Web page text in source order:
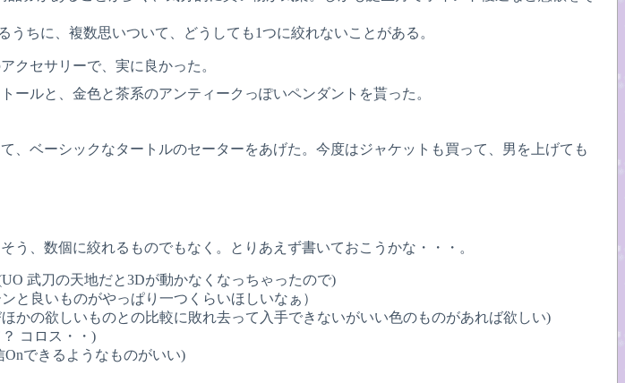
うちに、複数思いついて、どうしても1つに絞れないことがある。
クセサリーで、実に良かった。
ールと、金色と茶系のアンティークっぽいペンダントを貰った。
、ベーシックなタートルのセーターをあげた。今度はジャケットも買って、男を上げても
う、数個に絞れるものでもなく。とりあえず書いておこうかな・・・。
武刀の天地だと3Dが動かなくなっちゃったので)
と良いものがやっぱり一つくらいほしいなぁ）
かの欲しいものとの比較に敗れ去って入手できないがいい色のものがあれば欲しい)
コロス・・)
Onできるようなものがいい)